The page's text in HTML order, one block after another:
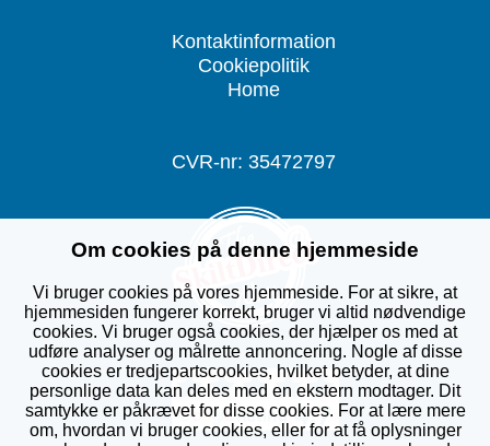
Kontaktinformation
Cookiepolitik
Home
CVR-nr: 35472797
Om cookies på denne hjemmeside
Vi bruger cookies på vores hjemmeside. For at sikre, at
hjemmesiden fungerer korrekt, bruger vi altid nødvendige
cookies. Vi bruger også cookies, der hjælper os med at
udføre analyser og målrette annoncering. Nogle af disse
cookies er tredjepartscookies, hvilket betyder, at dine
personlige data kan deles med en ekstern modtager. Dit
samtykke er påkrævet for disse cookies. For at lære mere
om, hvordan vi bruger cookies, eller for at få oplysninger